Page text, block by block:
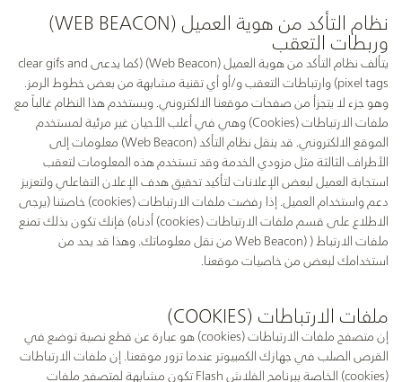
نظام التأكد من هوية العميل (WEB BEACON)
وربطات التعقب
يتألف نظام التأكد من هوية العميل (Web Beacon) (كما يدعى clear gifs and
pixel tags) وارتباطات التعقب و/أو أي تقنية مشابهة من بعض خطوط الرمز.
وهو جزء لا يتجزأ من صفحات موقعنا الالكتروني. ويستخدم هذا النظام غالباً مع
ملفات الارتباطات (Cookies) وهي في أغلب الأحيان غير مرئية لمستخدم
الموقع الالكتروني. قد ينقل نظام التأكد (Web Beacon) معلومات إلى
الأطراف الثالثة مثل مزودي الخدمة وقد تستخدم هذه المعلومات لتعقب
استجابة العميل لبعض الإعلانات لتأكيد تحقيق هدف الإعلان التفاعلي ولتعزيز
دعم واستخدام العميل. إذا رفضت ملفات الارتباطات (cookies) خاصتنا (يرجى
الاطلاع على قسم ملفات الارتباطات (cookies) أدناه
) فإنك تكون بذلك تمنع
ملفات الارتباط ( (Web Beacon من نقل معلوماتك. وهذا قد يحد من
استخدامك لبعض من خاصيات موقعنا.
ملفات الارتباطات (COOKIES)
إن متصفح ملفات الارتباطات (cookies) هو عبارة عن قطع نصية توضع في
القرص الصلب في جهازك الكمبيوتر عندما تزور موقعنا. إن ملفات الارتباطات
(cookies) الخاصة ببرنامج الفلاش Flash تكون مشابهة لمتصفح ملفات